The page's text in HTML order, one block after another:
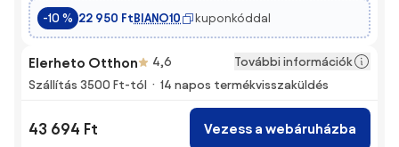
-10 % 22 950 FtBIANO10 kuponkóddal
Elerheto Otthon 4,6
További információk
Szállítás 3500 Ft-tól
14 napos termékvisszaküldés
43 694 Ft Vezess a webáruházba